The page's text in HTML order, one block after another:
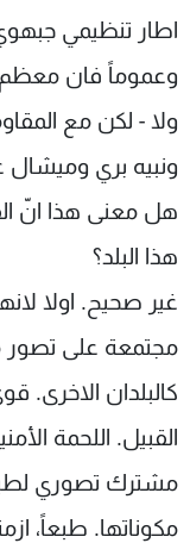
اطار تنظيمي
وعموماً فان معظم
ولا - لكن مع
ونبيه بري
هل معنى هذا انّ
هذا البلد؟
غير صحيح. اولا
مجتمعة على تصور
كالبلدان الاخرى.
القبيل. اللحمة
مشترك تصوري
مكوناتها. طبعاً،